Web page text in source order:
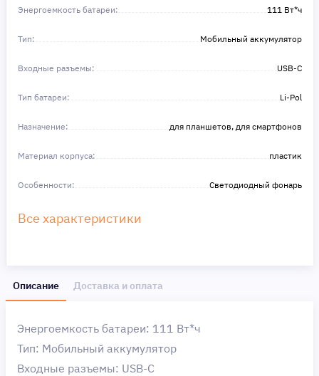
Энергоемкость батареи: 111 Вт*ч
Тип: Мобильный аккумулятор
Входные разъемы: USB-C
Тип батареи: Li-Pol
Назначение: для планшетов, для смартфонов
Материал корпуса: пластик
Особенности: Светодиодный фонарь
Все характеристики
Описание Доставка и оплата
Энергоемкость батареи: 111 Вт*ч
Тип: Мобильный аккумулятор
Входные разъемы: USB-C